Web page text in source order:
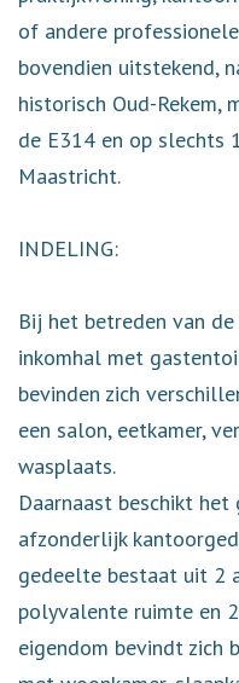
of andere
bovendien uitstekend,
historisch Oud-Rekem,
de E314 en op slechts
Maastricht.
INDELING:
Bij het betreden van
inkomhal met
bevinden zich
een salon, eetkamer,
wasplaats.
Daarnaast beschikt
afzonderlijk
gedeelte bestaat uit 2
polyvalente ruimte en
eigendom bevindt zich